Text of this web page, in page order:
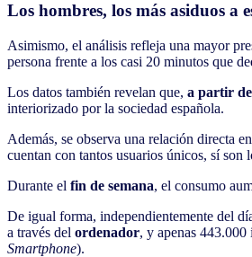
Los hombres, los más asiduos a
Asimismo, el análisis refleja una mayor
persona frente a los casi 20 minutos que
Los datos también revelan que, a partir de
interiorizado por la sociedad española.
Además, se observa una relación directa
cuentan con tantos usuarios únicos, sí son
Durante el fin de semana, el consumo
De igual forma, independientemente del
a través del ordenador, y apenas
Smartphone).